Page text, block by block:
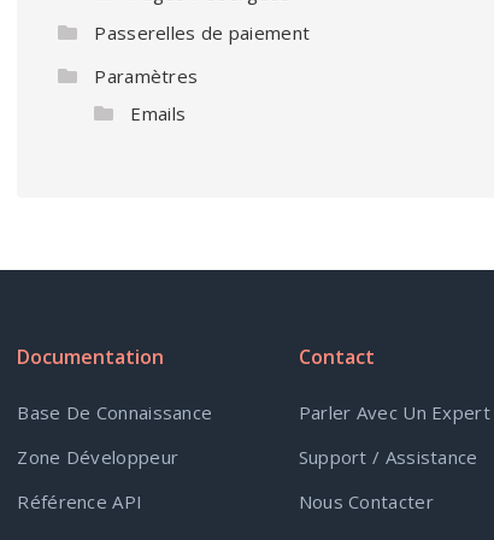
Passerelles de paiement
Paramètres
Emails
Documentation
Base De Connaissance
Zone Développeur
Référence API
Contact
Parler Avec Un Expert
Support / Assistance
Nous Contacter